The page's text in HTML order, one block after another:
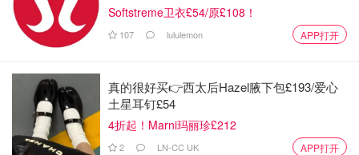
Softstreme卫衣£54/原£108！
107 lululemon APP打开
真的很好买👉西太后Hazel腋下包£193/爱心
土星耳钉£54
4折起！Marni玛丽珍£212
2 LN-CC UK APP打开